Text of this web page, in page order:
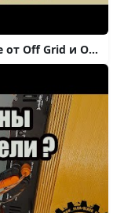
Чем отличаются инверторы Grid-Tie от Off Grid и On/Off Grid